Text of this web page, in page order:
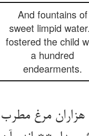
And fountains of
sweet limpid
fostered the child
a hundred
endearments.
مرغ مطرب